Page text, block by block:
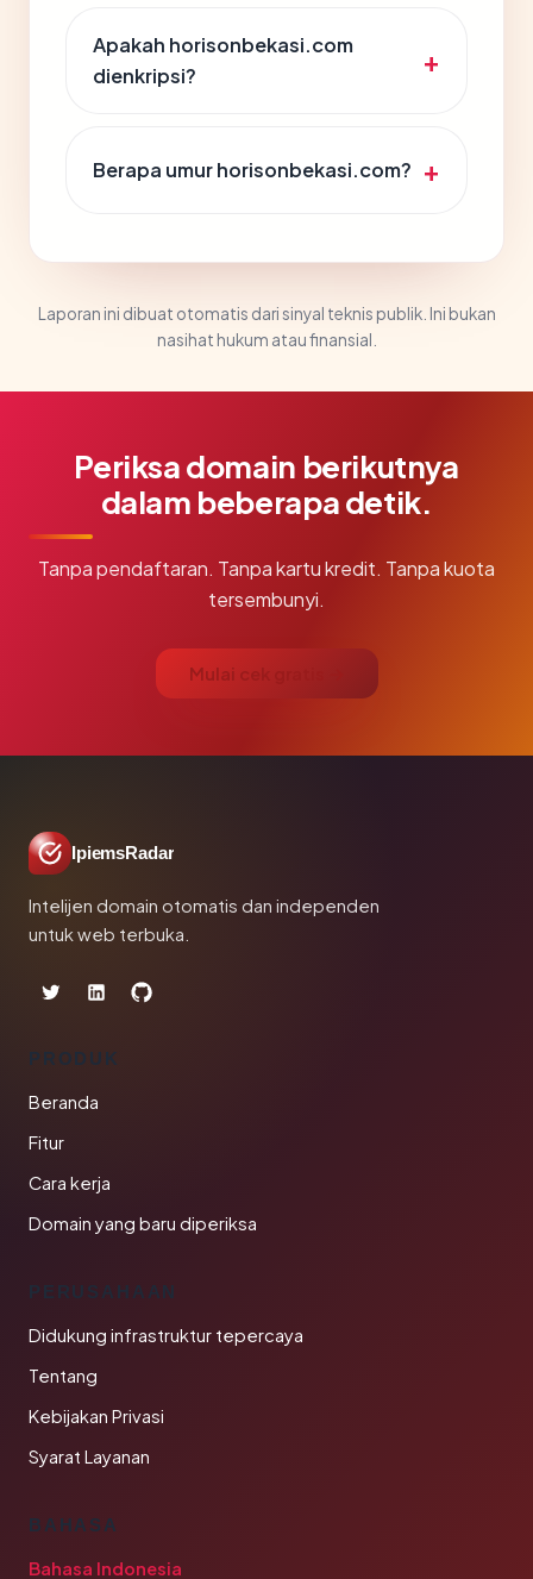
Apakah horisonbekasi.com
dienkripsi?
Berapa umur horisonbekasi.com?
Laporan ini dibuat otomatis dari sinyal teknis publik. Ini bukan
nasihat hukum atau finansial.
Periksa domain berikutnya
dalam beberapa detik.
Tanpa pendaftaran. Tanpa kartu kredit. Tanpa kuota
tersembunyi.
Mulai cek gratis →
IpiemsRadar
Intelijen domain otomatis dan independen
untuk web terbuka.
PRODUK
Beranda
Fitur
Cara kerja
Domain yang baru diperiksa
PERUSAHAAN
Didukung infrastruktur tepercaya
Tentang
Kebijakan Privasi
Syarat Layanan
BAHASA
Bahasa Indonesia